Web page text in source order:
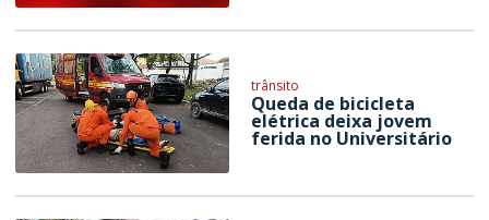
trânsito
Queda de bicicleta
elétrica deixa jovem
ferida no Universitário